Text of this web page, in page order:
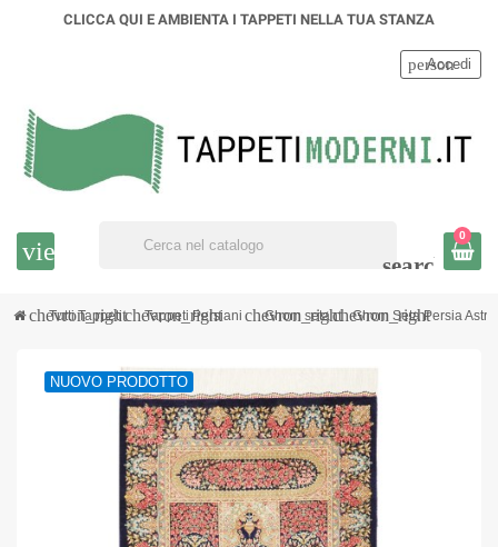
CLICCA QUI E AMBIENTA I TAPPETI NELLA TUA STANZA
view_headline search
person
Accedi
0
chevron_right
Tutti Tappeti chevron_right
Tappeti Persiani chevron_right
Ghom setachevron_right
Ghom Seta Persia
NUOVO PRODOTTO